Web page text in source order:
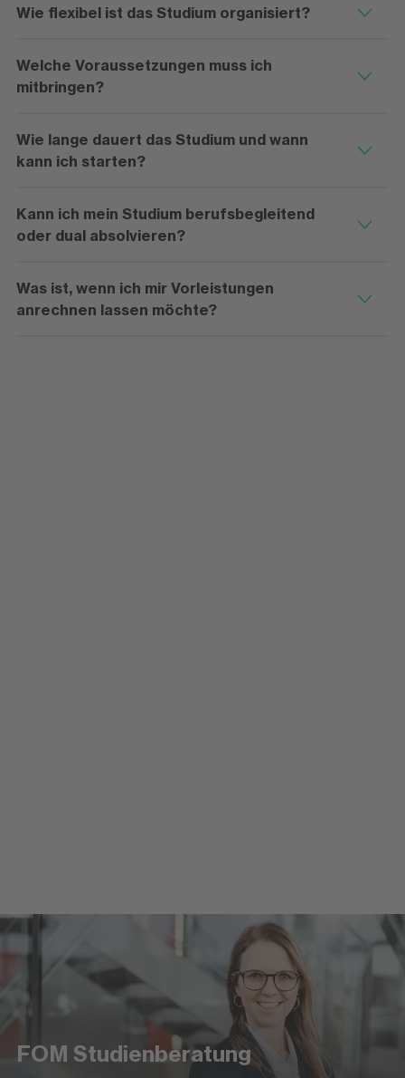
Wie flexibel ist das Studium organisiert?
Welche Voraussetzungen muss ich
mitbringen?
Wie lange dauert das Studium und wann
kann ich starten?
Kann ich mein Studium berufsbegleitend
oder dual absolvieren?
Was ist, wenn ich mir Vorleistungen
anrechnen lassen möchte?
Anmeldung zum Studium
Einfach und schnell online anmelden
Zur Online-Anmeldung
FOM Studienberatung